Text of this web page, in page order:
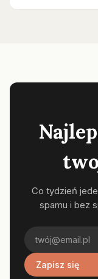
Co tydzień
spamu i bez
Zapisz się